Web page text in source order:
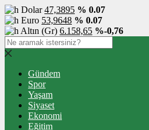
Dolar47,3895 % 0.07
Euro 53,9648 % 0.07
Altın (Gr) 6.158,65 %-0,76
Gündem
Spor
Yaşam
Siyaset
Ekonomi
Eğitim